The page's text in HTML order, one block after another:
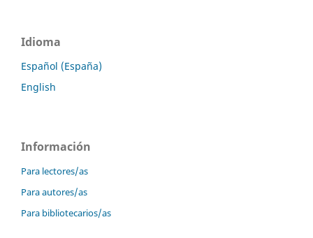
Idioma
Español (España)
English
Información
Para lectores/as
Para autores/as
Para bibliotecarios/as